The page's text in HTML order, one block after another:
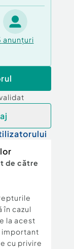
anunțuri
de către
în cazul
la acest
important
cu privire